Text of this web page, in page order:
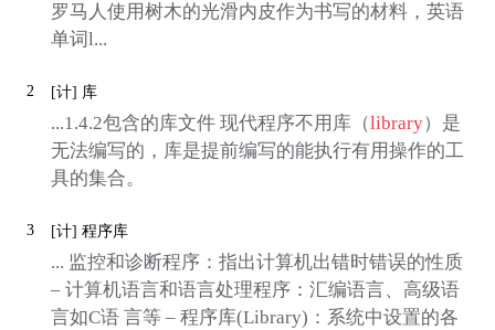
罗马人使用树木的光滑内皮作为书写的材料，英语
单词l...
2 [计] 库
...1.4.2包含的库文件 现代程序不用库（library）是
无法编写的，库是提前编写的能执行有用操作的工
具的集合。
3 [计] 程序库
... 监控和诊断程序：指出计算机出错时错误的性质
– 计算机语言和语言处理程序：汇编语言、高级语
言如C语 言等 – 程序库(Library)：系统中设置的各